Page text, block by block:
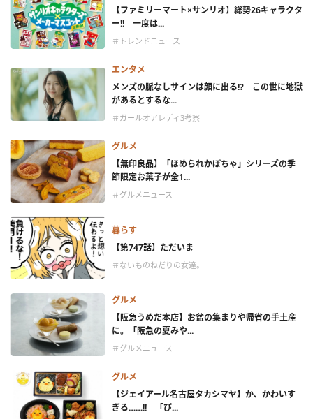
【ファミリーマート×サンリオ】総勢26キャラクタ
ー!! 一度は...
＃トレンドニュース
エンタメ
メンズの脈なしサインは顔に出る!? この世に地獄
があるとするな...
＃ガールオアレディ3考察
グルメ
【無印良品】「ほめられかぼちゃ」シリーズの季
節限定お菓子が全1...
＃グルメニュース
暮らす
【第747話】ただいま
＃ないものねだりの女達。
グルメ
【阪急うめだ本店】お盆の集まりや帰省の手土産
に。「阪急の夏みや...
＃グルメニュース
グルメ
【ジェイアール名古屋タカシマヤ】か、かわいす
ぎる……!! 「ぴ...